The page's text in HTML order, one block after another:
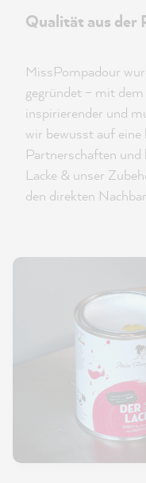
Qualität aus der
MissPompadour
gegründet – mit
inspirierender und
wir bewusst auf
Partnerschaften und
Lacke & unser
den direkten